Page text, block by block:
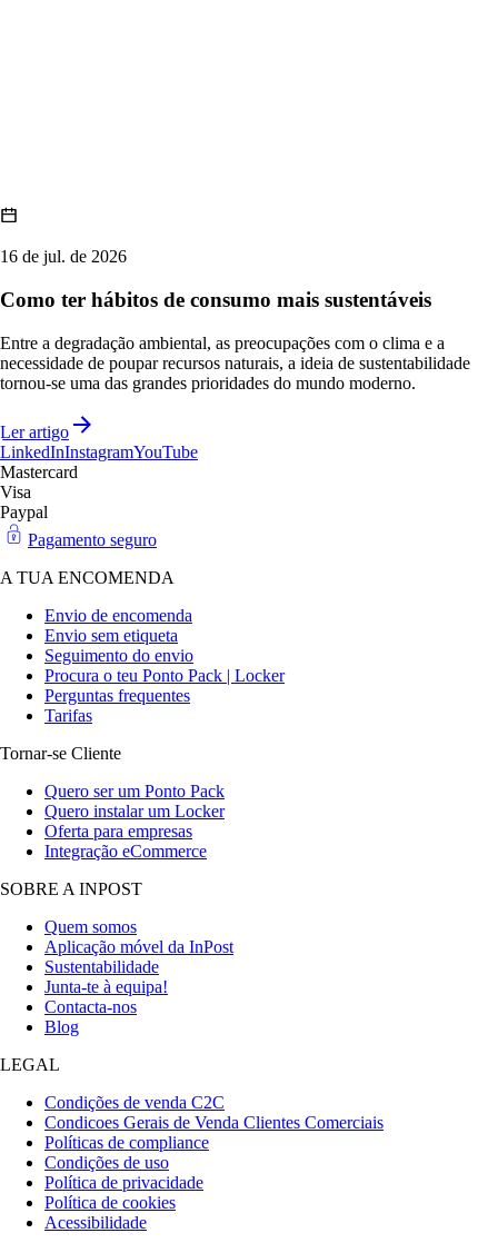
16 de jul. de 2026
Como ter hábitos de consumo mais sustentáveis
Entre a degradação ambiental, as preocupações com o clima e a
necessidade de poupar recursos naturais, a ideia de sustentabilidade
tornou-se uma das grandes prioridades do mundo moderno.
Ler artigo
LinkedInInstagramYouTube
Mastercard
Visa
Paypal
Pagamento seguro
A TUA ENCOMENDA
Envio de encomenda
Envio sem etiqueta
Seguimento do envio
Procura o teu Ponto Pack | Locker
Perguntas frequentes
Tarifas
Tornar-se Cliente
Quero ser um Ponto Pack
Quero instalar um Locker
Oferta para empresas
Integração eCommerce
SOBRE A INPOST
Quem somos
Aplicação móvel da InPost
Sustentabilidade
Junta-te à equipa!
Contacta-nos
Blog
LEGAL
Condições de venda C2C
Condicoes Gerais de Venda Clientes Comerciais
Políticas de compliance
Condições de uso
Política de privacidade
Política de cookies
Acessibilidade